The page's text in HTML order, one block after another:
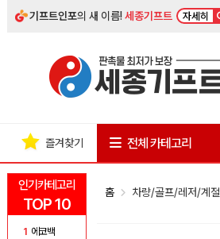
기프트인포의 새 이름!세종기프트 자세히
인기카테고리
TOP 10
1 에코백
즐겨찾기 전체 카테고리
홈 차량/골프/레저/계절